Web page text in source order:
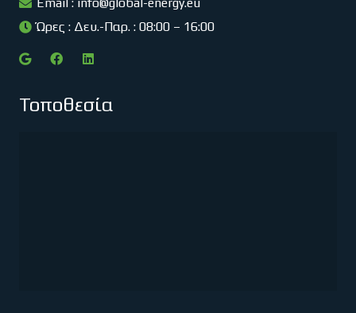
Ώρες : Δευ.-Παρ. : 08:00 – 16:00
Τοποθεσία